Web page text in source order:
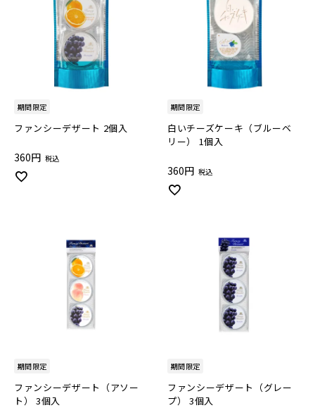
期間限定
ファンシーデザート 2個入
360 税込
期間限定
白いチーズケーキ（ブルーベ
リー） 1個入
360 税込
期間限定
ファンシーデザート（アソー
ト） 3個入
期間限定
ファンシーデザート（グレー
プ） 3個入